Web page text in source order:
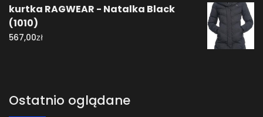
kurtka RAGWEAR - Natalka Black
(1010)
567,00zł
Ostatnio oglądane